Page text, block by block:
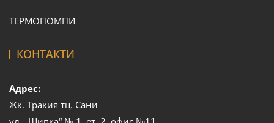
ТЕРМОПОМПИ
КОНТАКТИ
Адрес:
Жк. Тракия тц. Сани